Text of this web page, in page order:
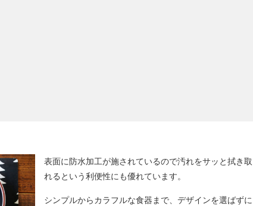
表面に防水加工が施されているので汚れをサッと拭き取
れるという利便性にも優れています。
シンプルからカラフルな食器まで、デザインを選ばずに